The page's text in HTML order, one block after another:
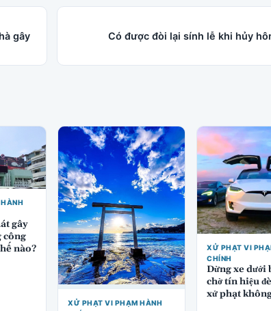
gây
Có được đòi lại sính lễ khi hủy
gây
công
nào?
XỬ PHẠT VI PHẠM HÀNH
XỬ PHẠT VI
CHÍNH
Dừng xe dưới
chờ tín hiệu
xử phạt